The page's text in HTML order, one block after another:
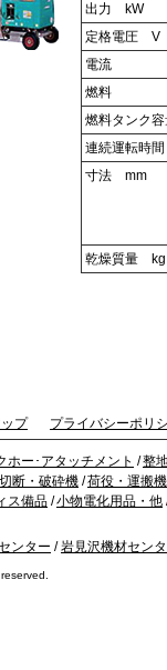
出力 kW
定格電圧 V
電流
燃料
燃料タンク
連続運転時
寸法 mm
乾燥質量 kg
プ プライバシーポリ
ホー･アタッチメント /整
切断・破砕機 /荷役・運搬
ス備品 /小物電化用品・他
ンター /岩見沢機材セン